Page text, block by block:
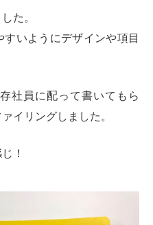
た。
いようにデザインや項目
社員に配って書いてもら
イリングしました。
！